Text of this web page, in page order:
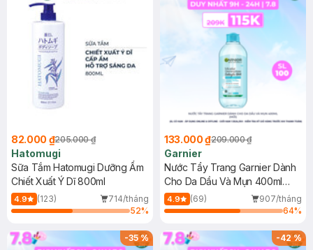
82.000 ₫205.000 ₫
Hatomugi
Sữa Tắm Hatomugi Dưỡng Ẩm
Chiết Xuất Ý Dĩ 800ml
4.9 (123)
714/tháng
52%
133.000 ₫209.000 ₫
Garnier
Nước Tẩy Trang Garnier Dành
Cho Da Dầu Và Mụn 400ml
(Mới)
4.9 (69)
907/tháng
64%
-35% -42%